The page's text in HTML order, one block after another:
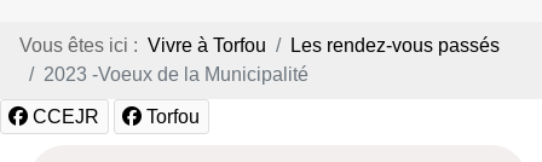
Vous êtes ici : Vivre à Torfou
Les rendez-vous passés
2023 -Voeux de la Municipalité
CCEJR Torfou